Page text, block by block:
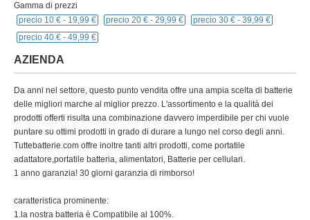
Gamma di prezzi
precio 10 € - 19,99 € precio 20 € - 29,99 € precio 30 € - 39,99 €
precio 40 € - 49,99 €
AZIENDA
Da anni nel settore, questo punto vendita offre una ampia scelta di batterie
delle migliori marche al miglior prezzo. L'assortimento e la qualità dei
prodotti offerti risulta una combinazione davvero imperdibile per chi vuole
puntare su ottimi prodotti in grado di durare a lungo nel corso degli anni.
Tuttebatterie.com offre inoltre tanti altri prodotti, come portatile
adattatore,portatile batteria, alimentatori, Batterie per cellulari.
1 anno garanzia! 30 giorni garanzia di rimborso!
caratteristica prominente:
1.la nostra batteria è Compatibile al 100%.